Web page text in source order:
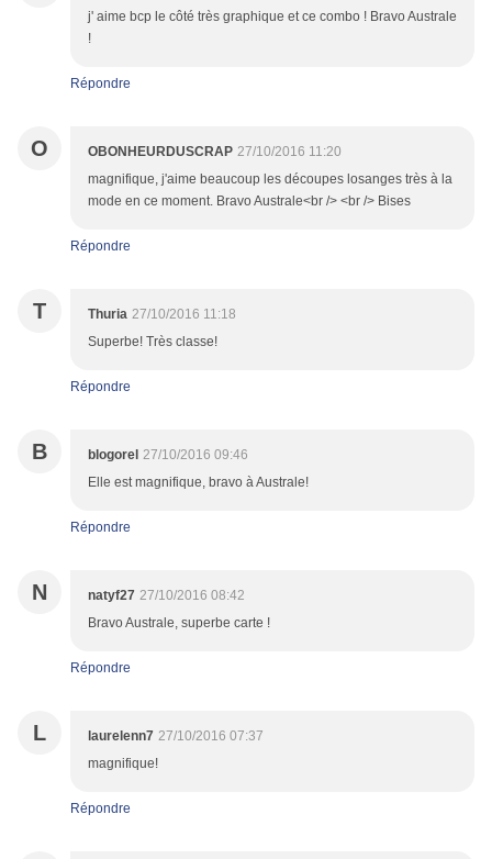
j' aime bcp le côté très graphique et ce combo ! Bravo Australe
!
Répondre
O OBONHEURDUSCRAP 27/10/2016 11:20
magnifique, j'aime beaucoup les découpes losanges très à la
mode en ce moment. Bravo Australe<br /> <br /> Bises
Répondre
T Thuria 27/10/2016 11:18
Superbe! Très classe!
Répondre
B blogorel 27/10/2016 09:46
Elle est magnifique, bravo à Australe!
Répondre
N natyf27 27/10/2016 08:42
Bravo Australe, superbe carte !
Répondre
L laurelenn7 27/10/2016 07:37
magnifique!
Répondre